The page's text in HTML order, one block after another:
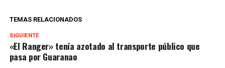
TEMAS RELACIONADOS
SIGUIENTE
«El Ranger» tenía azotado al transporte público que
pasa por Guaranao